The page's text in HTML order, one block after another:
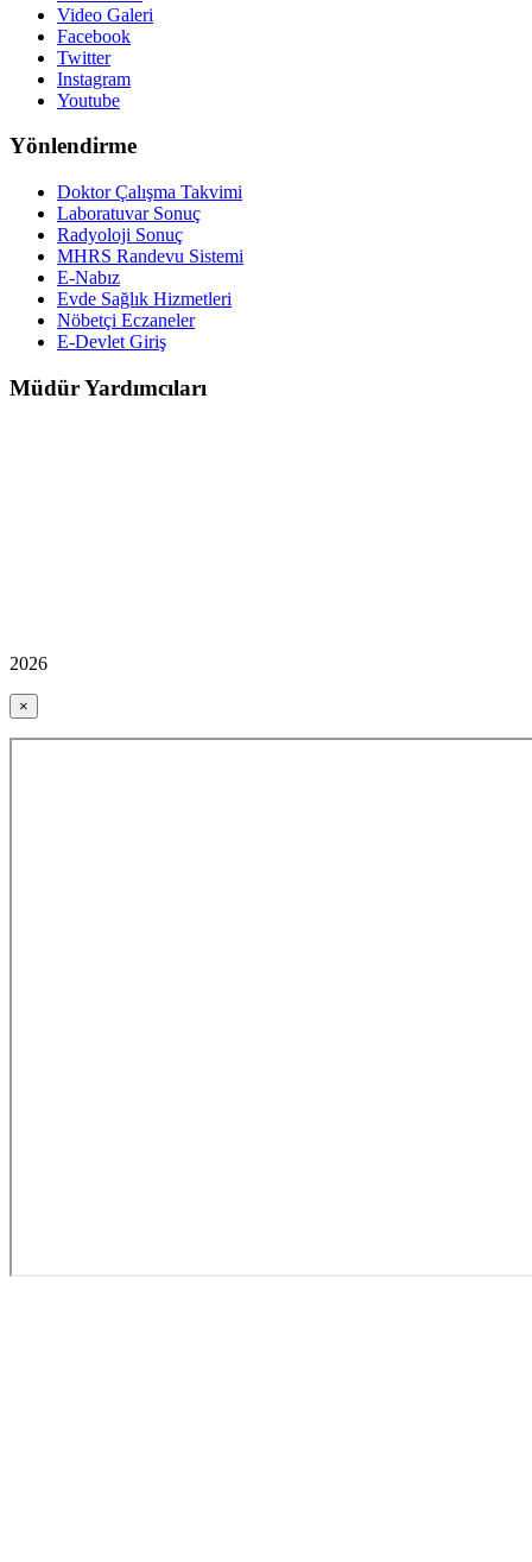
Video Galeri
Facebook
Twitter
Instagram
Youtube
Yönlendirme
Doktor Çalışma Takvimi
Laboratuvar Sonuç
Radyoloji Sonuç
MHRS Randevu Sistemi
E-Nabız
Evde Sağlık Hizmetleri
Nöbetçi Eczaneler
E-Devlet Giriş
Müdür Yardımcıları
2026
×